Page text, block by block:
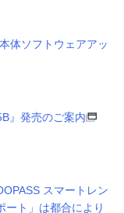
体ソフトウェアアッ
』発売のご案内
スマートレン
ート」は都合により